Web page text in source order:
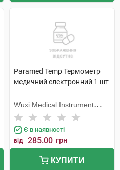
Paramed Temp Термометр
медичний електронний 1 шт
Wuxi Medical Instrument
Factory (Китай)
Є в наявності
від 285.00 грн
КУПИТИ